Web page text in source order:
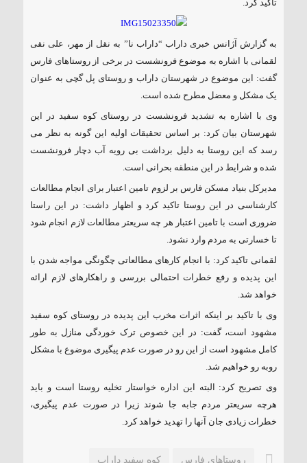
۱۸۵ مگاواتی تابان هور در داراب با حضور
فرماندار ویژه شهرستان
تاکید کرد.
به گزارش آژانس خبری داراب “داراب نا” به نقل از مهر، علی نقی
لقمانی با اشاره به موضوع فرونشست در برخی از روستاهای فارس
گفت: این موضوع در شهرستان داراب و روستای پل گچی به عنوان
یک مشکل و معضل مطرح شده است.
وی با اشاره به تشدید فرونشست در روستای کوه سفید در این
شهرستان بیان کرد: بر اساس تحقیقات اولیه این گونه به نظر می
رسد که این روستا به دلیل برداشت بی رویه آب دچار فرونشست
شده و شرایط در این منطقه بحرانی است.
مدیرکل بنیاد مسکن فارس بر لزوم تامین اعتبار برای انجام مطالعات
کارشناسی در این روستا تاکید کرد و اظهار داشت: در این راستا
ضروری است با تامین اعتبار هر چه سریعتر مطالعات لازم انجام شود
تا خسارتی به مردم وارد نشود.
لقمانی تاکید کرد: با انجام کارهای مطالعاتی چگونگی مواجه شدن با
این پدیده و رفع خطرات احتمالی بررسی و راهکارهای لازم ارائه
خواهد شد.
وی با تاکید بر اینکه اثرات مخرب این پدیده در روستای کوه سفید
مشهود است، گفت: در این خصوص ترک خوردگی منازل به طور
کامل مشهود است از این رو در صورت عدم پیگیری موضوع با مشکل
روبه رو خواهیم شد.
وی تصریح کرد: البته این اداره خواستار تخلیه روستا است و باید
هرچه سریعتر مردم جابه جا شوند زیرا در صورت عدم پیگیری،
خطرات زیادی جان آنها را تهدید خواهد کرد.
روستاهای فارس کوه سفید داراب